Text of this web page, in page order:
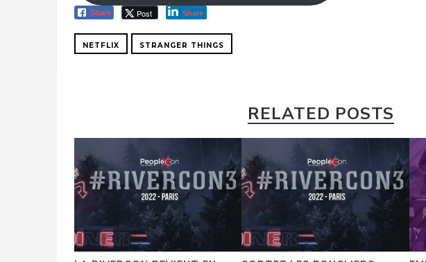
Share Post Share
NETFLIX STRANGER THINGS
RELATED POSTS